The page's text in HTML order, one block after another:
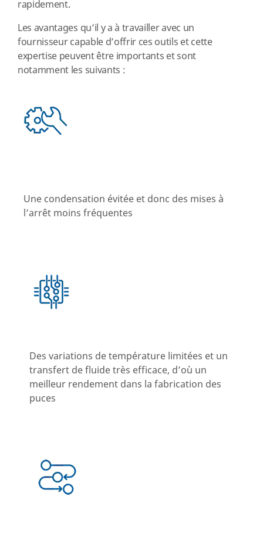
rapidement.
Les avantages qu’il y a à travailler avec un
fournisseur capable d’offrir ces outils et cette
expertise peuvent être importants et sont
notamment les suivants :
Une condensation évitée et donc des mises à
l’arrêt moins fréquentes
Des variations de température limitées et un
transfert de fluide très efficace, d’où un
meilleur rendement dans la fabrication des
puces